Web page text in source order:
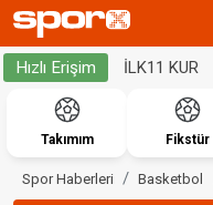
Hızlı Erişim İLK11 KUR
Takımım Fikstür
Spor Haberleri Basketbol